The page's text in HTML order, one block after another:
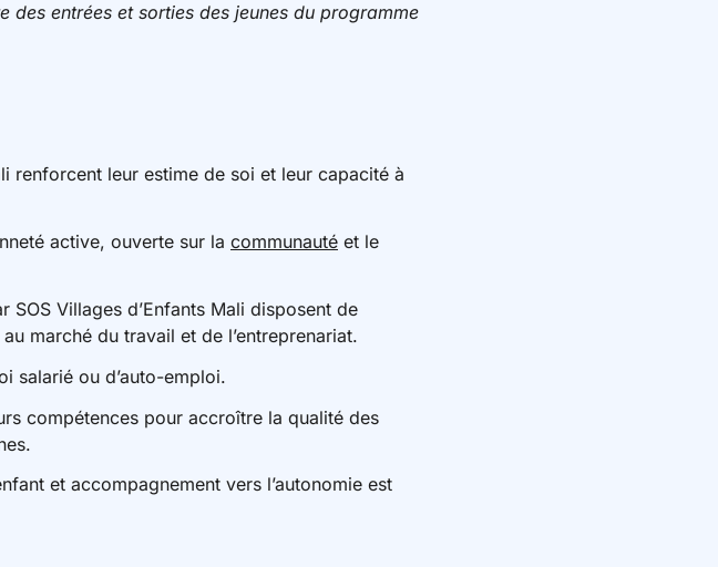
entrées et sorties des jeunes du programme
renforcent leur estime de soi et leur capacité à
active, ouverte sur la communauté et le
Villages d’Enfants Mali disposent de
marché du travail et de l’entreprenariat.
salarié ou d’auto-emploi.
compétences pour accroître la qualité des
et accompagnement vers l’autonomie est